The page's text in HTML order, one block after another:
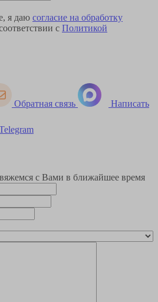
я даю согласие на обработку
с Политикой
Обратная связь Написать
с Вами в ближайшее время